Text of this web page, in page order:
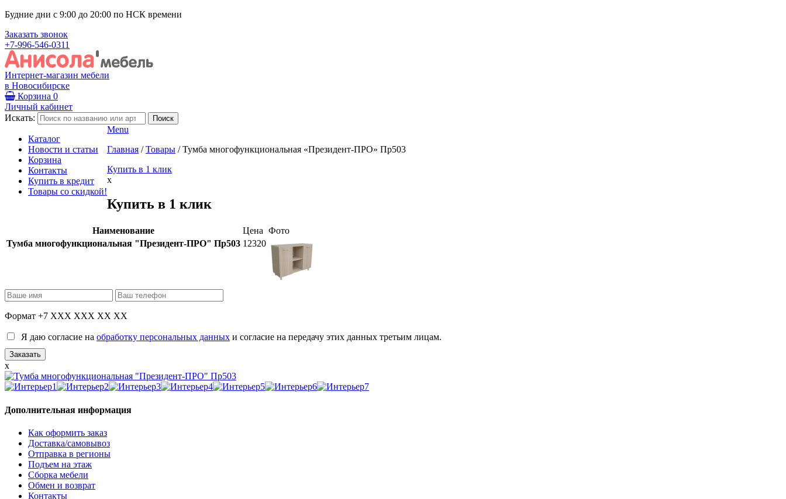
Будние дни с 9:00 до 20:00 по НСК времени
Заказать звонок
+7-996-546-0311
Интернет-магазин мебели
в Новосибирске
Корзина 0
Личный кабинет
Искать:
Каталог
Новости и статьи
Корзина
Контакты
Купить в кредит
Товары со скидкой!
Menu
Главная / Товары / Тумба многофункциональная «Президент-ПРО» Пр503
Купить в 1 клик
x
Купить в 1 клик
Наименование Цена Фото
Тумба многофункциональная "Президент-ПРО" Пр503 12320
Формат +7 XXX XXX XX XX
Я даю согласие на обработку персональных данных и согласие на передачу этих данных третьим лицам.
x
Дополнительная информация
Как оформить заказ
Доставка/самовывоз
Отправка в регионы
Подъем на этаж
Сборка мебели
Обмен и возврат
Контакты